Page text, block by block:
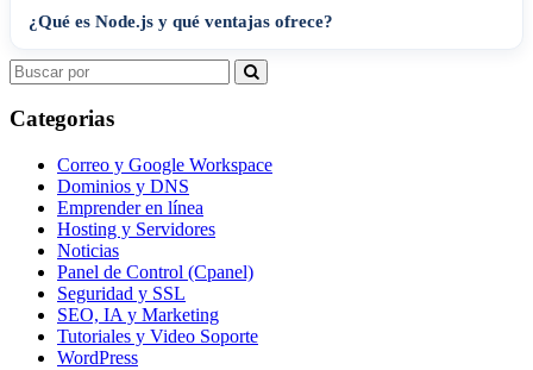
¿Qué es Node.js y qué ventajas ofrece?
Search
for:
Categorias
Correo y Google Workspace
Dominios y DNS
Emprender en línea
Hosting y Servidores
Noticias
Panel de Control (Cpanel)
Seguridad y SSL
SEO, IA y Marketing
Tutoriales y Video Soporte
WordPress